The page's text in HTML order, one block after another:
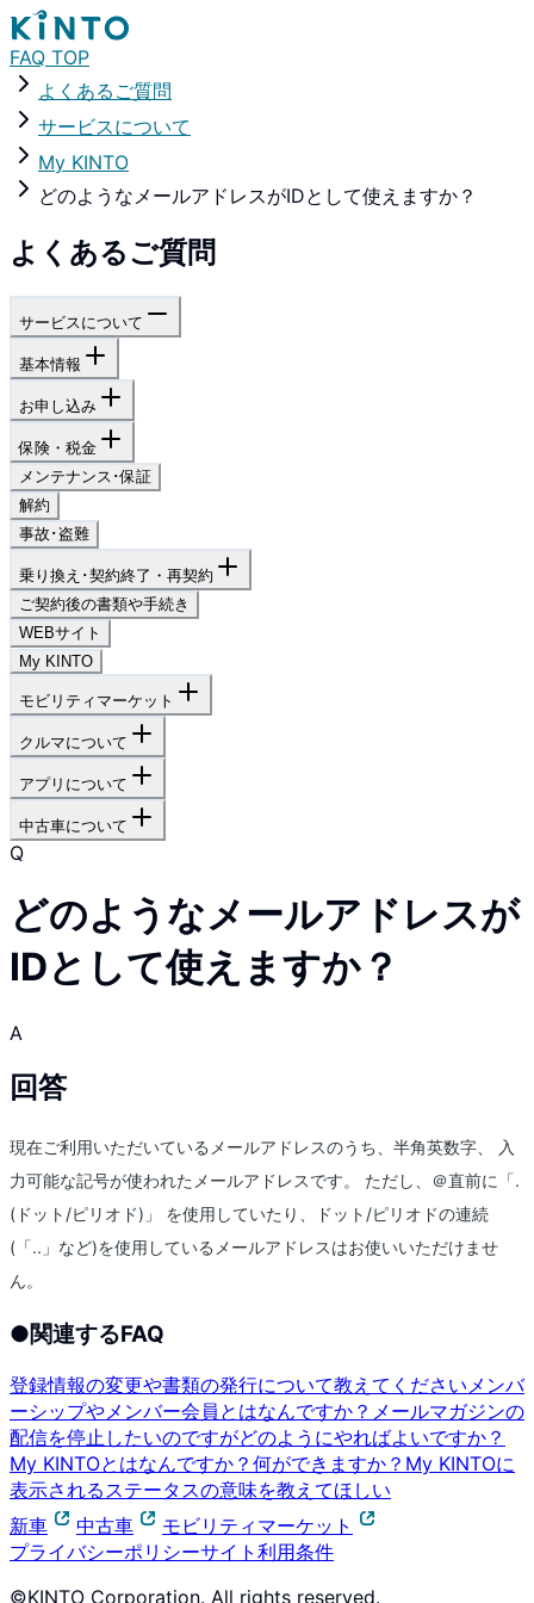
FAQ TOP
よくあるご質問
サービスについて
My KINTO
どのようなメールアドレスがIDとして使えますか？
よくあるご質問
サービスについて
基本情報
お申し込み
保険・税金
メンテナンス･保証
解約
事故･盗難
乗り換え･契約終了・再契約
ご契約後の書類や手続き
WEBサイト
My KINTO
モビリティマーケット
クルマについて
アプリについて
中古車について
Q
どのようなメールアドレスが
IDとして使えますか？
A
回答
現在ご利用いただいているメールアドレスのうち、半角英数字、 入
力可能な記号が使われたメールアドレスです。 ただし、＠直前に「.
(ドット/ピリオド)」 を使用していたり、ドット/ピリオドの連続
(「..」など)を使用しているメールアドレスはお使いいただけませ
ん。
●関連するFAQ
登録情報の変更や書類の発行について教えてください メンバ
ーシップやメンバー会員とはなんですか？ メールマガジンの
配信を停止したいのですがどのようにやればよいですか？
My KINTOとはなんですか？何ができますか？ My KINTOに
表示されるステータスの意味を教えてほしい
新車
中古車
モビリティマーケット
プライバシーポリシーサイト利用条件
©KINTO Corporation. All rights reserved.